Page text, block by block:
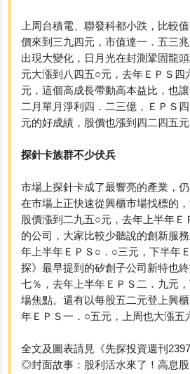
上周台積電、聯發科都小跌，比較
價來到三九四元，市值達一．五三
出現大變化，日月光在封測鞏固龍
元大漲到八四五○元，去年ＥＰＳ
元，這個高成長帶動高本益比，也
二月單月淨利四．二三億，ＥＰＳ
元的好成績，股價也漲到四二四五元
探針卡族群不少伏兵
市場上探針卡成了最響亮的產業，
在市場上正快速從興櫃市場找標的
股價漲到二九五○元，去年上半年
的公司，大家比較少聽說的創新服
年上半年ＥＰＳ○．○三元，下半年
探》最早提到的矽創子公司新特也
七％，去年上半年ＥＰＳ二．九元
場焦點。還有以每股五二元登上興
年ＥＰＳ一．○五元，上周也大漲
全文及圖表請見《先探投資週刊
◎封面故事：股利活水來了！高息